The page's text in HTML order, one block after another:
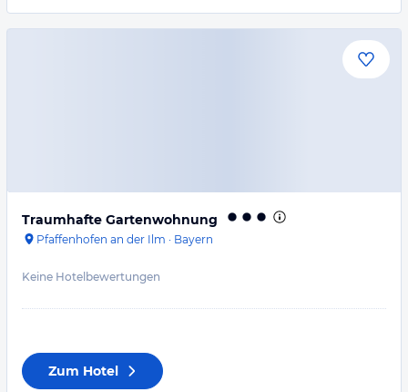
Traumhafte Gartenwohnung
Pfaffenhofen an der Ilm · Bayern
Keine Hotelbewertungen
Zum Hotel